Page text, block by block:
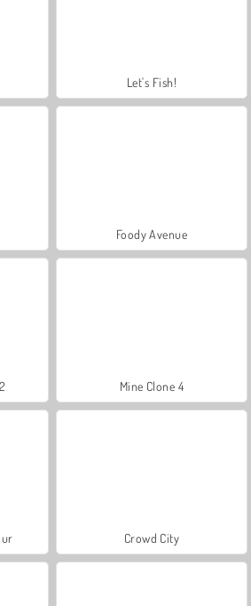
Let's Fish!
Foody Avenue
Mine Clone 4
Crowd City